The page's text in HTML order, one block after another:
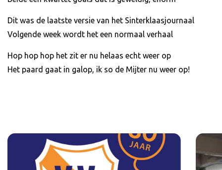
Dit was de laatste versie van het Sinterklaasjournaal
Volgende week wordt het een normaal verhaal
Hop hop hop het zit er nu helaas echt weer op
Het paard gaat in galop, ik so de Mijter nu weer op!